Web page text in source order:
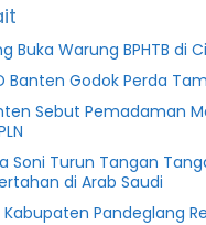
Buka Warung BPHTB di
Banten Godok Perda
Sebut Pemadaman
Soni Turun Tangan
di Arab Saudi
Pandeglang